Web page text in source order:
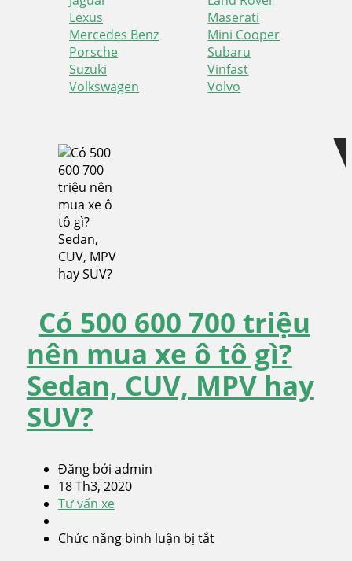
Lexus
Maserati
Mercedes Benz
Mini Cooper
Porsche
Subaru
Suzuki
Vinfast
Volkswagen
Volvo
navigation
Có 500 600 700 triệu
nên mua xe ô tô gì?
Sedan, CUV, MPV hay
SUV?
Đăng bởi admin
18 Th3, 2020
Tư vấn xe
Chức năng bình luận bị tắtở